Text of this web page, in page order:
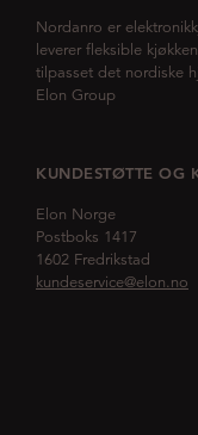
Nordanro er
leverer fleksible
tilpasset det nordiske
Elon Group
KUNDESTØTTE OG
Elon Norge
Postboks 1417
1602 Fredrikstad
kundeservice@elon.no